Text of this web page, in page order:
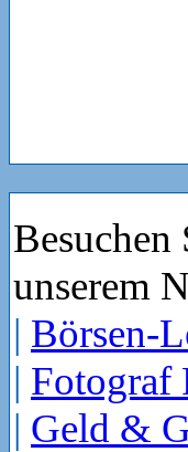
Besuchen
unserem
| Börsen-
| Fotograf
| Geld &